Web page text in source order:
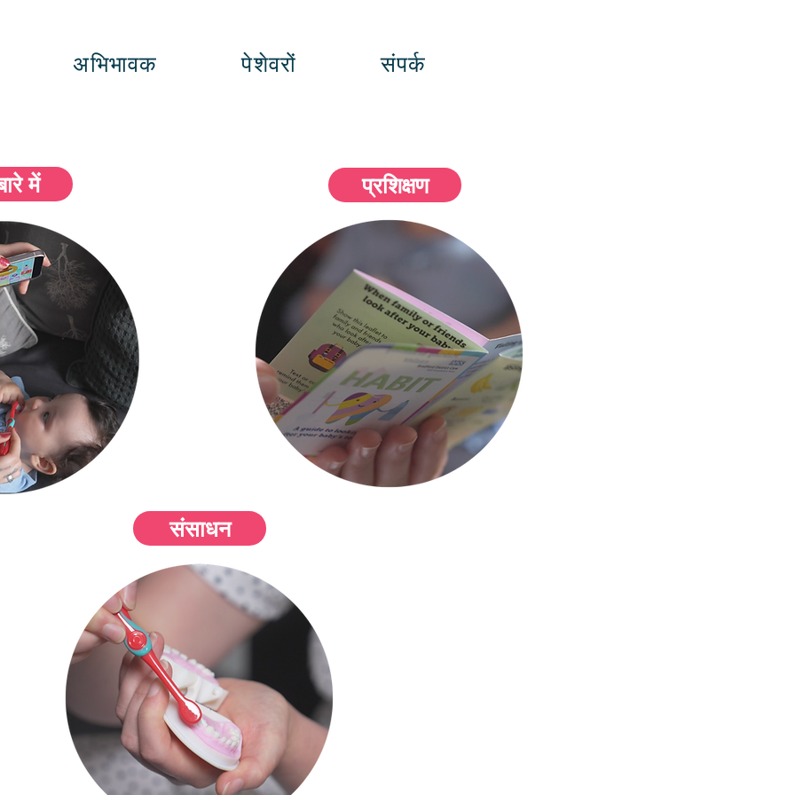
अभिभावक पेशेवरों संपर्क
में प्रशिक्षण
संसाधन